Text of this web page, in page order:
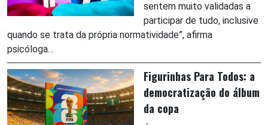
sentem muito validadas a
participar de tudo, inclusive
quando se trata da própria normatividade”, afirma
psicóloga…
Figurinhas Para Todos: a
democratização do álbum
da copa